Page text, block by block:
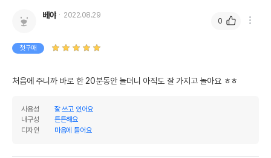
베야 2022.08.29
첫구매
처음에 주니까 바로 한 20분동안 놀더니 아직도 잘 가지고 놀아요 ㅎㅎ
사용성
잘 쓰고 있어요
내구성
튼튼해요
디자인
마음에 들어요
0